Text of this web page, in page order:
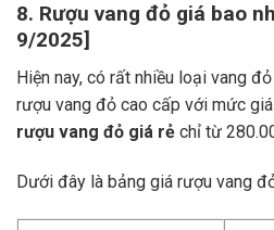
8. Rượu vang đỏ giá bao
9/2025]
Hiện nay, có rất nhiều loại vang
rượu vang đỏ cao cấp với mức
rượu vang đỏ giá rẻ chỉ từ
Dưới đây là bảng giá rượu vang